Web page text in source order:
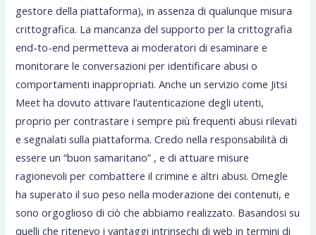
gestore della piattaforma), in assenza di qualunque misura
crittografica. La mancanza del supporto per la crittografia
end-to-end permetteva ai moderatori di esaminare e
monitorare le conversazioni per identificare abusi o
comportamenti inappropriati. Anche un servizio come Jitsi
Meet ha dovuto attivare l’autenticazione degli utenti,
proprio per contrastare i sempre più frequenti abusi rilevati
e segnalati sulla piattaforma. Credo nella responsabilità di
essere un “buon samaritano” , e di attuare misure
ragionevoli per combattere il crimine e altri abusi. Omegle
ha superato il suo peso nella moderazione dei contenuti, e
sono orgoglioso di ciò che abbiamo realizzato. Basandosi su
quelli che ritenevo i vantaggi intrinsechi di web in termini di